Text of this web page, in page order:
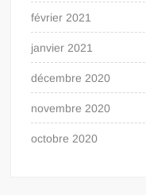
février 2021
janvier 2021
décembre 2020
novembre 2020
octobre 2020